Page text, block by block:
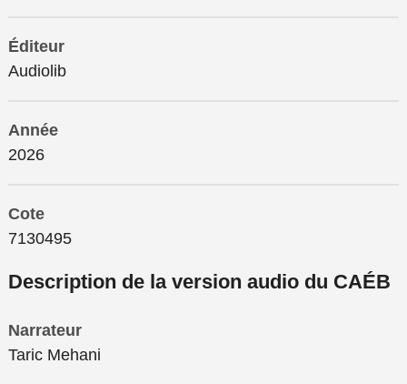
Éditeur
Audiolib
Année
2026
Cote
7130495
Description de la version audio du CAÉB
Narrateur
Taric Mehani